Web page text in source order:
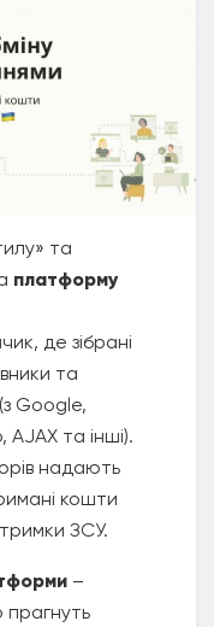
та
платформу
де зібрані
та
Google,
та інші).
надають
кошти
ЗСУ.
–